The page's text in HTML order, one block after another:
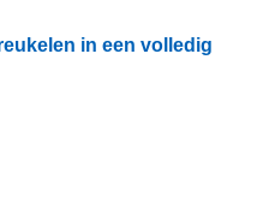
in een volledig